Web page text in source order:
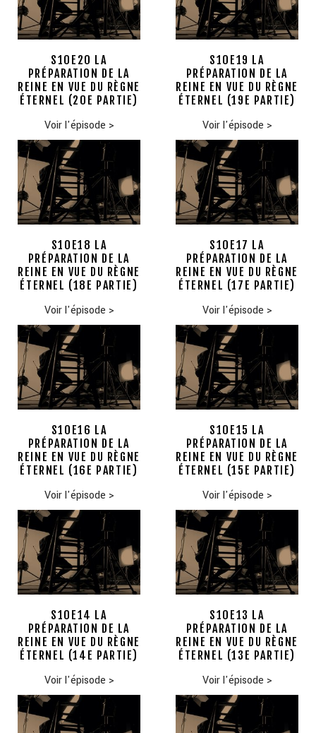
S10E20 LA
PRÉPARATION DE LA
REINE EN VUE DU RÈGNE
ÉTERNEL (20E PARTIE)
Voir l'épisode >
S10E19 LA
PRÉPARATION DE LA
REINE EN VUE DU RÈGNE
ÉTERNEL (19E PARTIE)
Voir l'épisode >
S10E18 LA
PRÉPARATION DE LA
REINE EN VUE DU RÈGNE
ÉTERNEL (18E PARTIE)
Voir l'épisode >
S10E17 LA
PRÉPARATION DE LA
REINE EN VUE DU RÈGNE
ÉTERNEL (17E PARTIE)
Voir l'épisode >
S10E16 LA
PRÉPARATION DE LA
REINE EN VUE DU RÈGNE
ÉTERNEL (16E PARTIE)
Voir l'épisode >
S10E15 LA
PRÉPARATION DE LA
REINE EN VUE DU RÈGNE
ÉTERNEL (15E PARTIE)
Voir l'épisode >
S10E14 LA
PRÉPARATION DE LA
REINE EN VUE DU RÈGNE
ÉTERNEL (14E PARTIE)
Voir l'épisode >
S10E13 LA
PRÉPARATION DE LA
REINE EN VUE DU RÈGNE
ÉTERNEL (13E PARTIE)
Voir l'épisode >